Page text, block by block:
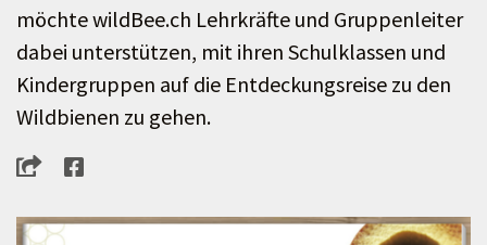
möchte wildBee.ch Lehrkräfte und Gruppenleiter
dabei unterstützen, mit ihren Schulklassen und
Kindergruppen auf die Entdeckungsreise zu den
Wildbienen zu gehen.